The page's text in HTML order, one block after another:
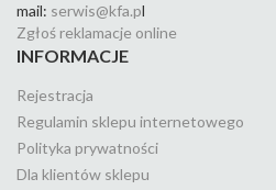
mail: serwis@kfa.pl
Zgłoś reklamacje online
INFORMACJE
Rejestracja
Regulamin sklepu internetowego
Polityka prywatności
Dla klientów sklepu